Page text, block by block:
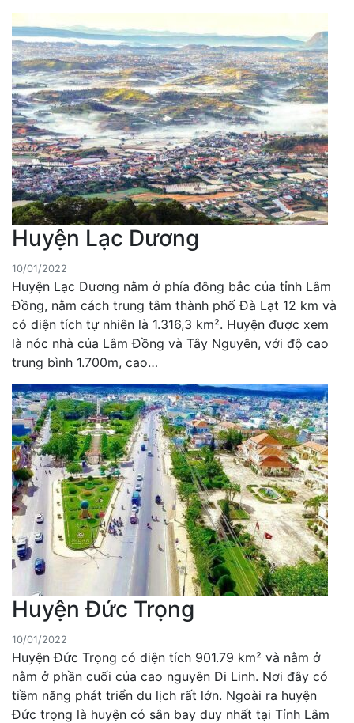
Huyện Lạc Dương
10/01/2022
Huyện Lạc Dương nằm ở phía đông bắc của tỉnh Lâm
Đồng, nằm cách trung tâm thành phố Đà Lạt 12 km và
có diện tích tự nhiên là 1.316,3 km². Huyện được xem
là nóc nhà của Lâm Đồng và Tây Nguyên, với độ cao
trung bình 1.700m, cao…
Huyện Đức Trọng
10/01/2022
Huyện Đức Trọng có diện tích 901.79 km² và nằm ở
nằm ở phần cuối của cao nguyên Di Linh. Nơi đây có
tiềm năng phát triển du lịch rất lớn. Ngoài ra huyện
Đức trọng là huyện có sân bay duy nhất tại Tỉnh Lâm